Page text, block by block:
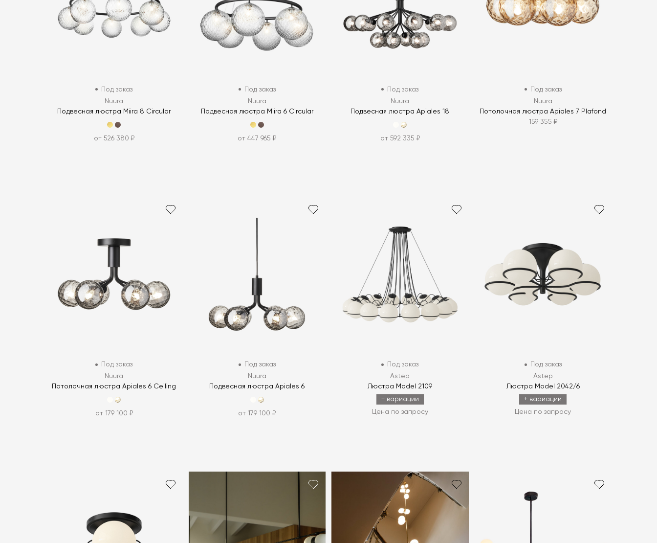
Под заказ
Nuura
Подвесная люстра Miira 8 Circular
от 526 380 ₽
Под заказ
Nuura
Подвесная люстра Miira 6 Circular
от 447 965 ₽
Под заказ
Nuura
Подвесная люстра Apiales 18
от 592 335 ₽
Под заказ
Nuura
Потолочная люстра Apiales 7 Plafond
159 355 ₽
Под заказ
Nuura
Потолочная люстра Apiales 6 Ceiling
от 179 100 ₽
Под заказ
Nuura
Подвесная люстра Apiales 6
от 179 100 ₽
Под заказ
Astep
Люстра Model 2109
+ вариации
Цена по запросу
Под заказ
Astep
Люстра Model 2042/6
+ вариации
Цена по запросу